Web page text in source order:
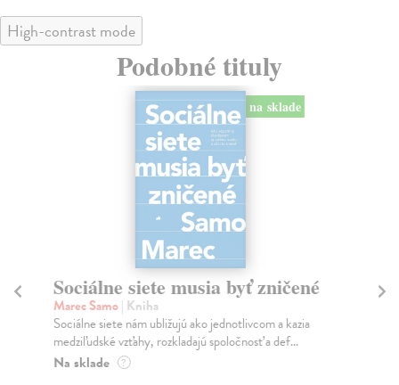
High-contrast mode
Podobné tituly
na sklade
Sociálne siete musia byť zničené
Marec Samo| Kniha
Sociálne siete nám ubližujú ako jednotlivcom a kazia
medziľudské vzťahy, rozkladajú spoločnosť a def...
Na sklade ?